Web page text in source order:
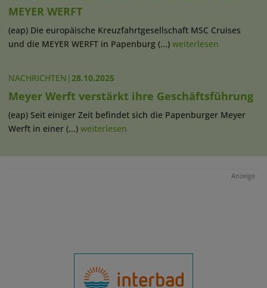
MEYER WERFT
(eap) Die europäische Kreuzfahrtgesellschaft MSC Cruises
und die MEYER WERFT in Papenburg (...) weiterlesen
NACHRICHTEN |28.10.2025
Meyer Werft verstärkt ihre Geschäftsführung
(eap) Seit einiger Zeit befindet sich die Papenburger Meyer
Werft in einer (...) weiterlesen
Anzeige